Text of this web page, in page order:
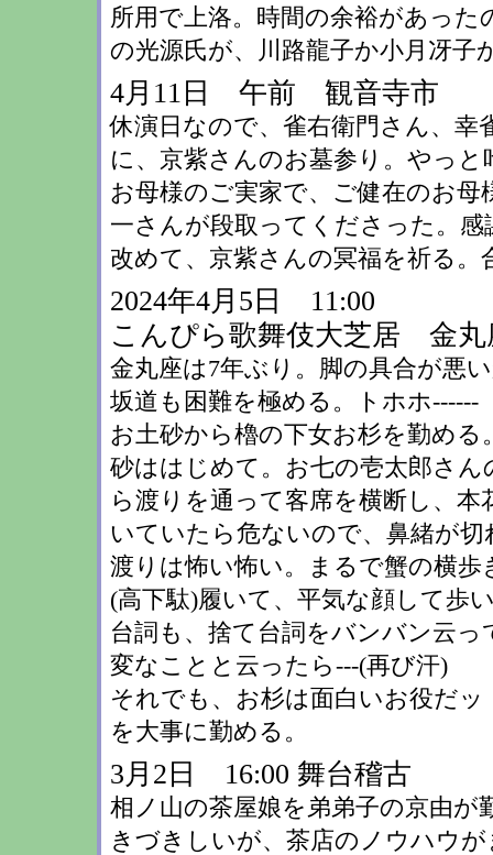
所用で上洛。時間の余裕があっ
の光源氏が、川路龍子か小月冴子
4月11日 午前 観音寺市
休演日なので、雀右衛門さん、幸
に、京紫さんのお墓参り。やっと
お母様のご実家で、ご健在のお
一さんが段取ってくださった。感
改めて、京紫さんの冥福を祈る。
2024年4月5日 11:00
こんぴら歌舞伎大芝居 金丸
金丸座は7年ぶり。脚の具合が悪
坂道も困難を極める。トホホ------
お土砂から櫓の下女お杉を勤め
砂ははじめて。お七の壱太郎さ
ら渡りを通って客席を横断し、
いていたら危ないので、鼻緒が
渡りは怖い怖い。まるで蟹の横
(高下駄)履いて、平気な顔して歩
台詞も、捨て台詞をバンバン云
変なことと云ったら---(再び汗)
それでも、お杉は面白いお役だ
を大事に勤める。
3月2日 16:00 舞台稽古
相ノ山の茶屋娘を弟弟子の京由
きづきしいが、茶店のノウハウ